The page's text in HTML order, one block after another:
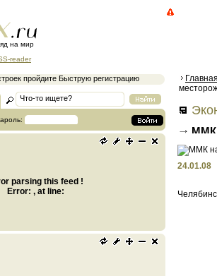
на мир
пройдите Быструю регистрацию
reader
parsing this feed !
Error: , at line:
ММК
24.01.08